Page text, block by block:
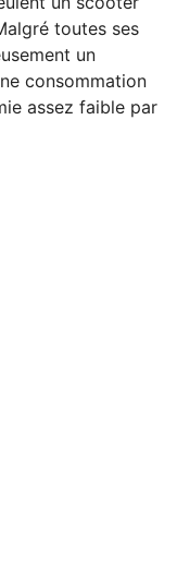
toutes ses
un
consommation
assez faible par